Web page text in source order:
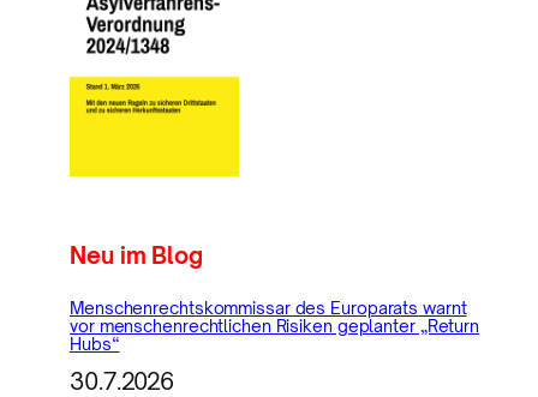
Neu im Blog
Menschenrechtskommissar des Europarats warnt
vor menschenrechtlichen Risiken geplanter „Return
Hubs“
30.7.2026